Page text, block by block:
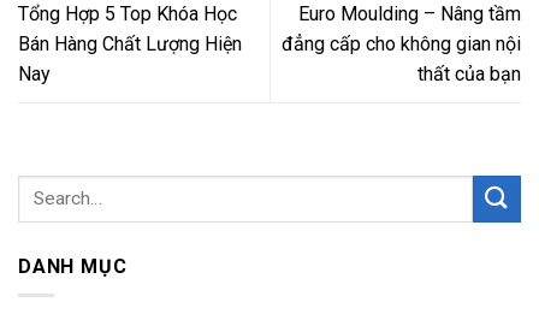
Tổng Hợp 5 Top Khóa Học
Bán Hàng Chất Lượng Hiện
Nay
Euro Moulding – Nâng tầm
đẳng cấp cho không gian nội
thất của bạn
DANH MỤC